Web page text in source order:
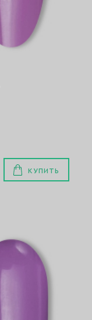
КУПИТЬ